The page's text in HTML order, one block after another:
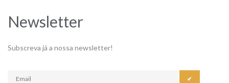
Newsletter
Subscreva já a nossa newsletter!
✔